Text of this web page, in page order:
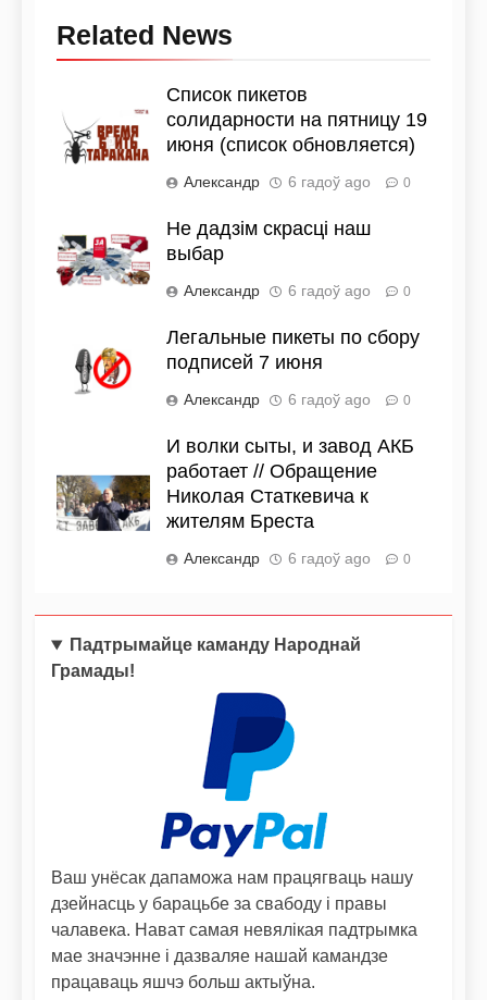
Related News
Список пикетов
солидарности на пятницу 19
июня (список обновляется)
Александр 6 гадоў ago 0
Не дадзім скрасці наш
выбар
Александр 6 гадоў ago 0
Легальные пикеты по сбору
подписей 7 июня
Александр 6 гадоў ago 0
И волки сыты, и завод АКБ
работает // Обращение
Николая Статкевича к
жителям Бреста
Александр 6 гадоў ago 0
Падтрымайце каманду Народнай
Грамады!
Ваш унёсак дапаможа нам працягваць нашу
дзейнасць у барацьбе за свабоду і правы
чалавека. Нават самая невялікая падтрымка
мае значэнне і дазваляе нашай камандзе
працаваць яшчэ больш актыўна.